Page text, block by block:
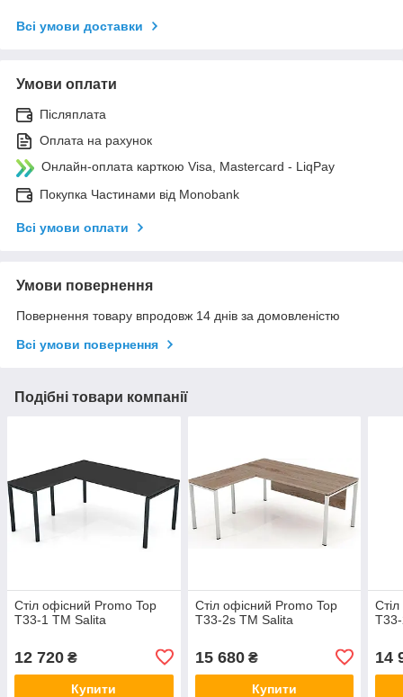
Всі умови доставки
Умови оплати
Післяплата
Оплата на рахунок
Онлайн-оплата карткою Visa, Mastercard - LiqPay
Покупка Частинами від Monobank
Всі умови оплати
Умови повернення
Повернення товару впродовж 14 днів за домовленістю
Всі умови повернення
Подібні товари компанії
Стіл офісний Promo Top
T33-1 ТМ Salita
12 720 ₴
Купити
Стіл офісний Promo Top
T33-2s ТМ Salita
15 680₴
Купити
14